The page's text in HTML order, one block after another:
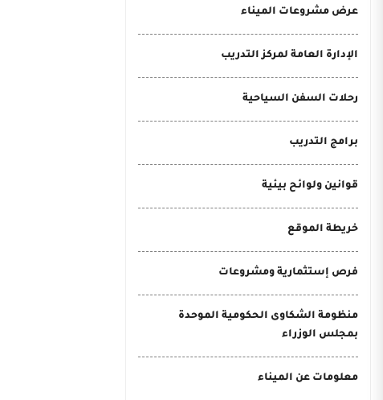
عرض مشروعات الميناء
الإدارة العامة لمركز التدريب
رحلات السفن السياحية
برامج التدريب
قوانين ولوائح بيئية
خريطة الموقع
فرص إستثمارية ومشروعات
منظومة الشكاوى الحكومية الموحدة
بمجلس الوزراء
معلومات عن الميناء